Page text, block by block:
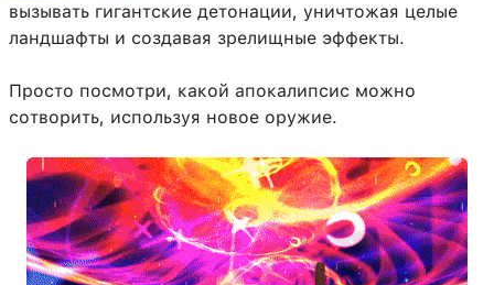
вызывать гигантские детонации, уничтожая целые
ландшафты и создавая зрелищные эффекты.
Просто посмотри, какой апокалипсис можно
сотворить, используя новое оружие.